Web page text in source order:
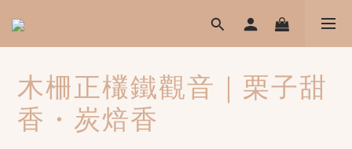
木柵正欉鐵觀音｜栗子甜
香・炭焙香